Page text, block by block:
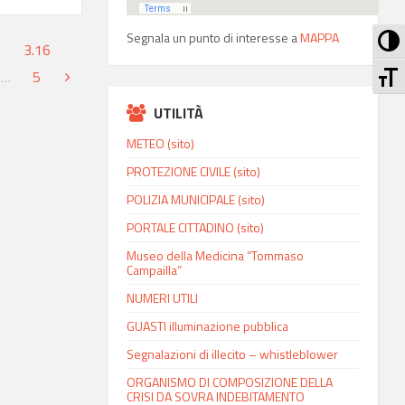
…
3.16
5
Segnala un punto di interesse aMAPPA
UTILITÀ
METEO (sito)
PROTEZIONE CIVILE (sito)
POLIZIA MUNICIPALE (sito)
PORTALE CITTADINO (sito)
Museo della Medicina “Tommaso
Campailla”
NUMERI UTILI
GUASTI illuminazione pubblica
Segnalazioni di illecito – whistleblower
ORGANISMO DI COMPOSIZIONE DELLA
CRISI DA SOVRA INDEBITAMENTO